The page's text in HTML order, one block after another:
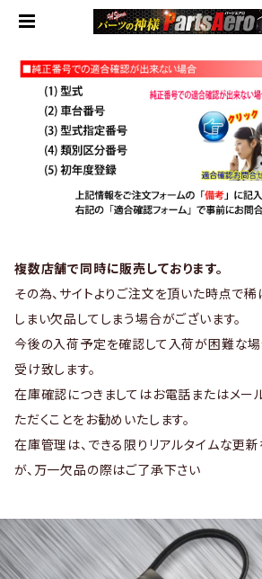
複数店舗で同時に販売しております。
その為、サイトよりご注文を頂いた時点で
しまい欠品してしまう場合がございます。
今後の入荷予定を確認して入荷が困難な場
受け致します。
在庫確認につきましてはお電話またはメー
ただくことをお勧めいたします。
在庫管理は、できる限りリアルタイムな更
が、万一欠品の際はご了承下さい